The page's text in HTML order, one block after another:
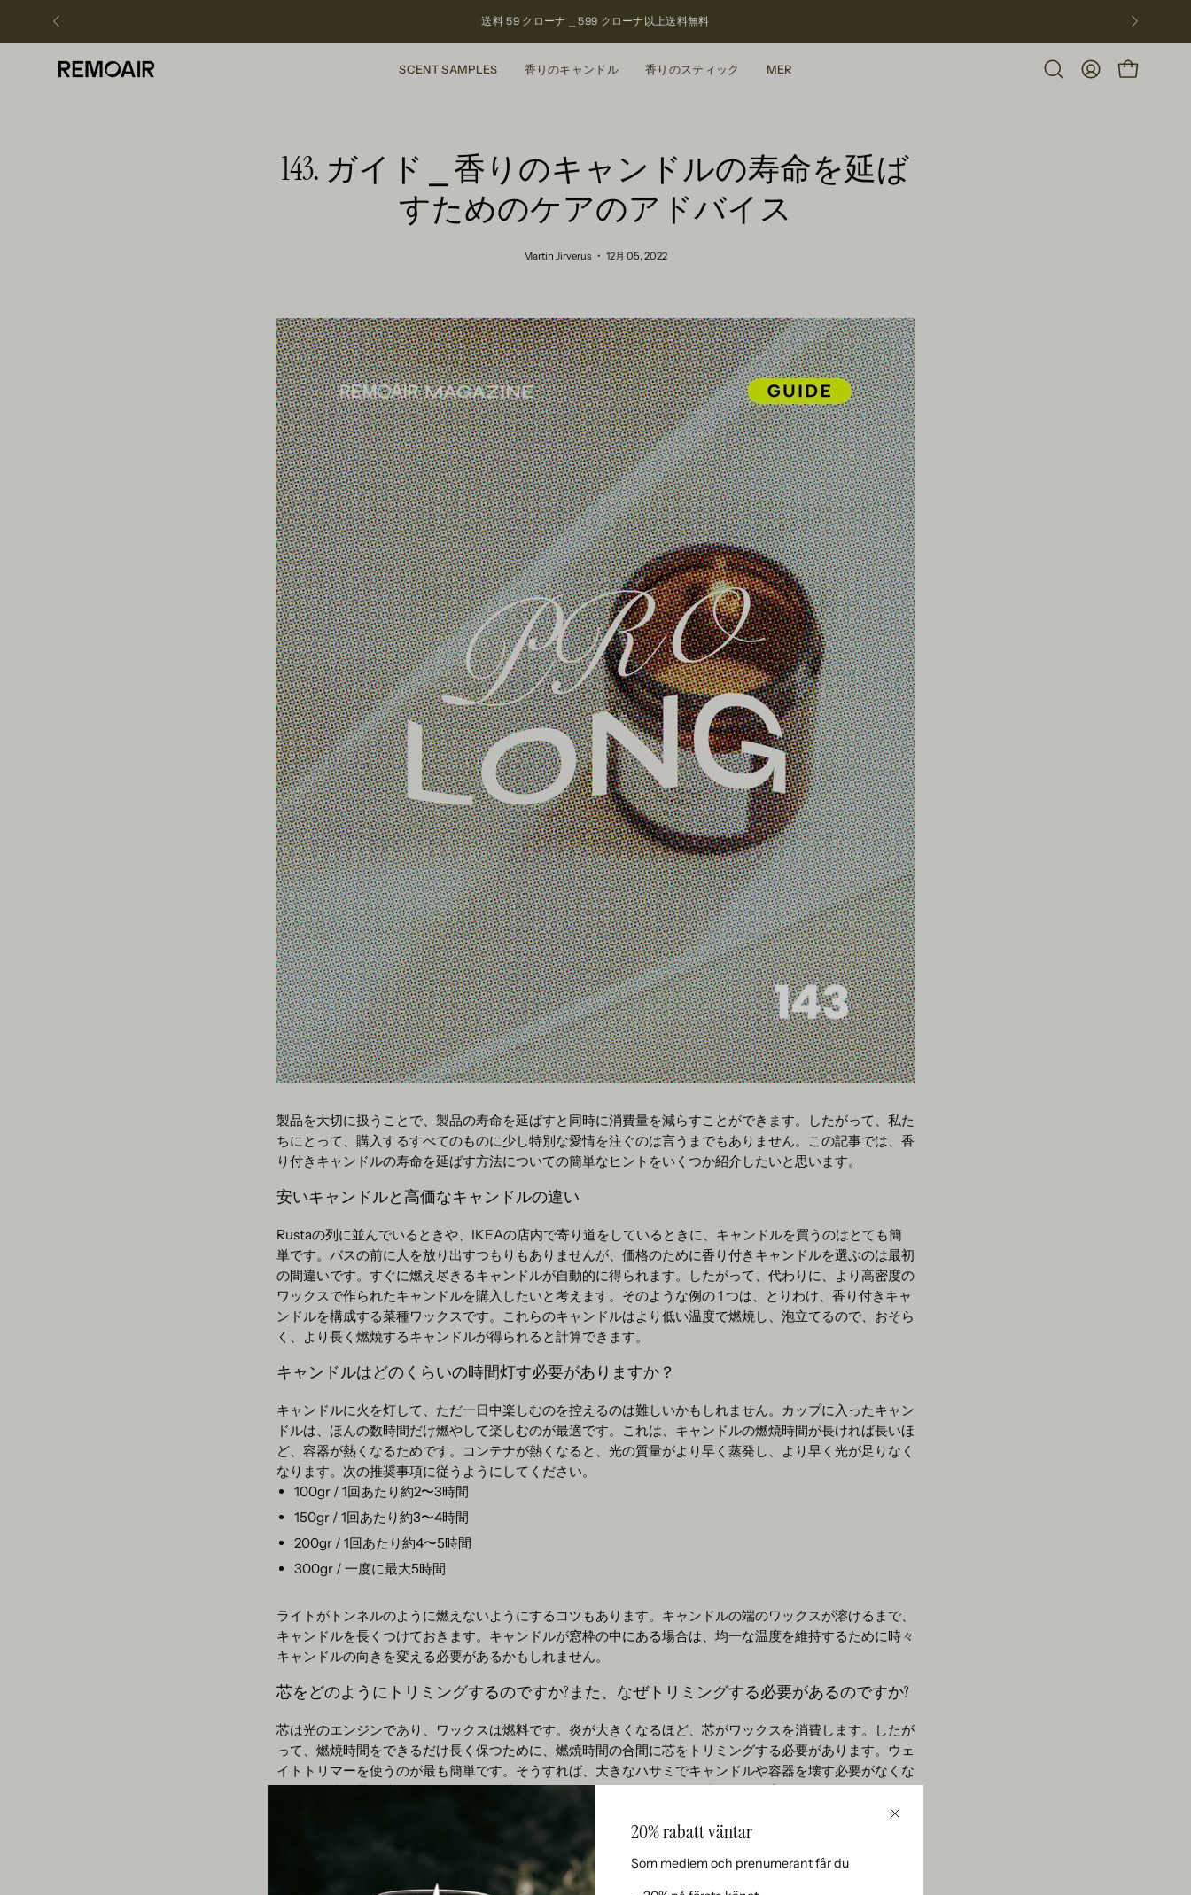
送料 59 クローナ ⎯ 599 クローナ以上送料無料
SCENT SAMPLES 香りのキャンドル 香りのスティック MER
検
私
ショッピン
20% rabatt väntar
Som medlem och prenumerant får du
近
143. ガイド ⎯ 香りのキャンドルの寿命を延ば
すためのケアのアドバイス
Martin Jirverus 12月 05, 2022
製品を大切に扱うことで、製品の寿命を延ばすと同時に消費量を減らすことができます。したがって、私た
ちにとって、購入するすべてのものに少し特別な愛情を注ぐのは言うまでもありません。この記事では、香
り付きキャンドルの寿命を延ばす方法についての簡単なヒントをいくつか紹介したいと思います。
安いキャンドルと高価なキャンドルの違い
Rustaの列に並んでいるときや、IKEAの店内で寄り道をしているときに、キャンドルを買うのはとても簡
単です。バスの前に人を放り出すつもりもありませんが、価格のために香り付きキャンドルを選ぶのは最初
の間違いです。すぐに燃え尽きるキャンドルが自動的に得られます。したがって、代わりに、より高密度の
ワックスで作られたキャンドルを購入したいと考えます。そのような例の 1 つは、とりわけ、香り付きキャ
ンドルを構成する菜種ワックスです。これらのキャンドルはより低い温度で燃焼し、泡立てるので、おそら
く、より長く燃焼するキャンドルが得られると計算できます。
キャンドルはどのくらいの時間灯す必要がありますか？
キャンドルに火を灯して、ただ一日中楽しむのを控えるのは難しいかもしれません。カップに入ったキャン
ドルは、ほんの数時間だけ燃やして楽しむのが最適です。これは、キャンドルの燃焼時間が長ければ長いほ
ど、容器が熱くなるためです。コンテナが熱くなると、光の質量がより早く蒸発し、より早く光が足りなく
なります。次の推奨事項に従うようにしてください。
100gr / 1回あたり約2〜3時間
150gr / 1回あたり約3〜4時間
200gr / 1回あたり約4〜5時間
300gr / 一度に最大5時間
ライトがトンネルのように燃えないようにするコツもあります。キャンドルの端のワックスが溶けるまで、
キャンドルを長くつけておきます。キャンドルが窓枠の中にある場合は、均一な温度を維持するために時々
キャンドルの向きを変える必要があるかもしれません。
芯をどのようにトリミングするのですか?また、なぜトリミングする必要があるのですか?
芯は光のエンジンであり、ワックスは燃料です。炎が大きくなるほど、芯がワックスを消費します。したが
って、燃焼時間をできるだけ長く保つために、燃焼時間の合間に芯をトリミングする必要があります。ウェ
イトトリマーを使うのが最も簡単です。そうすれば、大きなハサミでキャンドルや容器を壊す必要がなくな
ります。指で芯を摘んだ場合は、黒い芯からすすが付くので、後でよく洗うことを忘れないでください。
一日中キャンドルを灯したい場合は、少量のキャンドルを用意するのが最善のヒントです。そうすれば、1